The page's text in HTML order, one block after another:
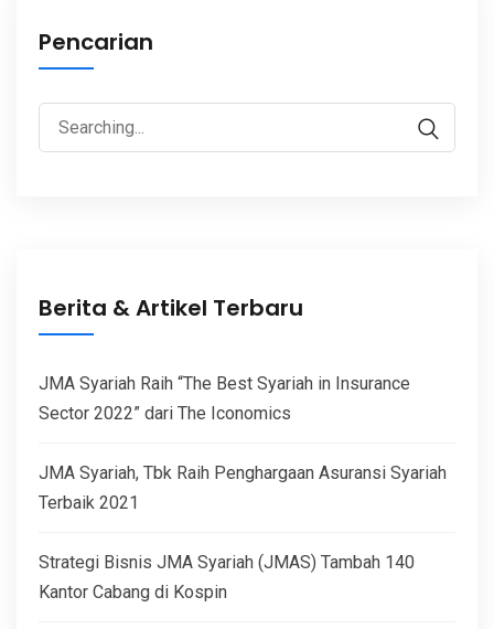
Pencarian
Search
for:
Berita & Artikel Terbaru
JMA Syariah Raih “The Best Syariah in Insurance
Sector 2022” dari The Iconomics
JMA Syariah, Tbk Raih Penghargaan Asuransi Syariah
Terbaik 2021
Strategi Bisnis JMA Syariah (JMAS) Tambah 140
Kantor Cabang di Kospin